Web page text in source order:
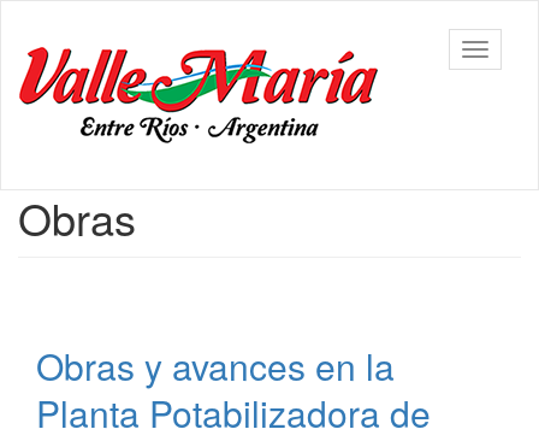
contenido
principal
Municipalidad
de Valle
María
barra
Contenido
Obras
Obras y avances en la
Planta Potabilizadora de